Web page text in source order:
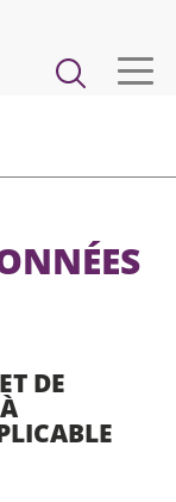
RESTAURATION
DE